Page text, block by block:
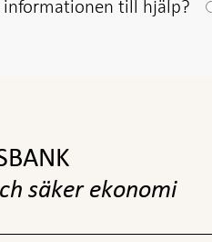
informationen till hjälp?
säker ekonomi